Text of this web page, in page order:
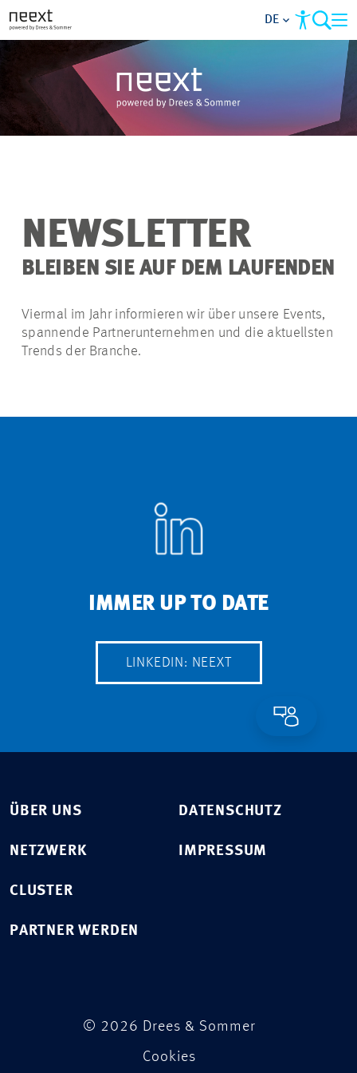
ÜBER UNS
NETZWERK
NEWSLETTER
DE
NEWSLETTER
BLEIBEN SIE AUF DEM LAUFENDEN
Viermal im Jahr informieren wir über unsere Events,
spannende Partnerunternehmen und die aktuellsten
Trends der Branche.
IMMER UP TO DATE
LINKEDIN: NEEXT
ÜBER UNS
NETZWERK
CLUSTER
PARTNER WERDEN
DATENSCHUTZ
IMPRESSUM
© 2026 Drees & Sommer
Cookies